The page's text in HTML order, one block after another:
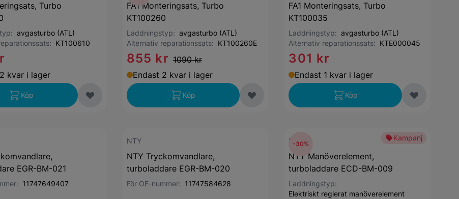
Turbo
avgasturbo (ATL)
KT100610
kvar i lager
Köp
FA1 Monteringsats, Turbo
KT100260
Laddningstyp: avgasturbo (ATL)
Alternativ reparationssats: KT100260E
855 kr 1090 kr
Endast 2 kvar i lager
Köp
FA1 Monteringsats, Turbo
KT100035
Laddningstyp:avgasturbo (ATL)
Alternativ reparationssats: KTE000045
301 kr
Endast 1 kvar i lager
Köp
EGR-BM-021
11747649407
NTY
NTY Tryckomvandlare,
turboladdare EGR-BM-020
För OE-nummer: 11747584628
Kampanj
NTY
NTY Manöverelement,
turboladdare ECD-BM-009
Laddningstyp:
Elektriskt reglerat manöverelement
-30%